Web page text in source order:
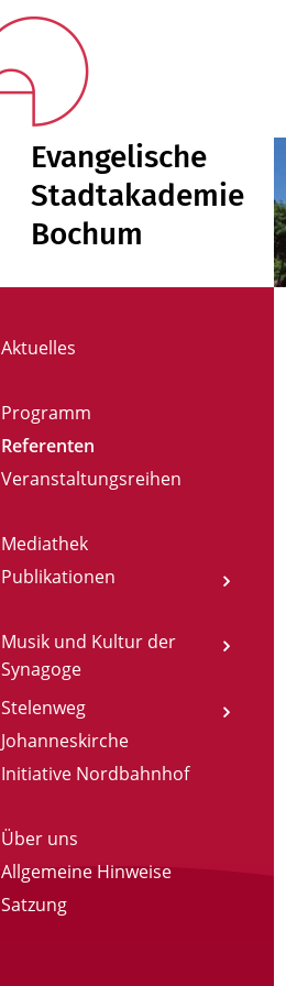
Evangelische
Stadtakademie
Bochum
Aktuelles
Programm
Referenten
Veranstaltungsreihen
Mediathek
Publikationen
Musik und Kultur der
Synagoge
Stelenweg
Johanneskirche
Initiative Nordbahnhof
Über uns
Allgemeine Hinweise
Satzung